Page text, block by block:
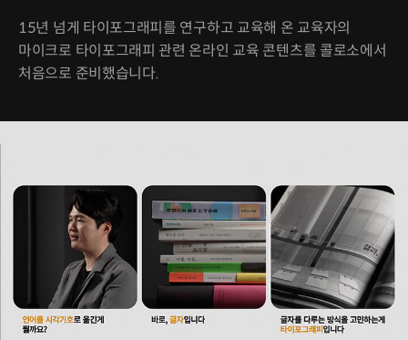
15년 넘게 타이포그래피를 연구하고 교육해 온 교육자의
마이크로 타이포그래피 관련 온라인 교육 콘텐츠를 콜로소에서
처음으로 준비했습니다.